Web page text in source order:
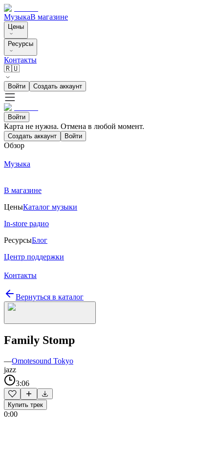
МузыкаВ магазине
Цены
Ресурсы
Контакты
🇷🇺
Войти Создать аккаунт
Войти
Карта не нужна. Отмена в любой момент.
Создать аккаунт Войти
Обзор
Музыка
В магазине
ЦеныКаталог музыки
In-store радио
РесурсыБлог
Центр поддержки
Контакты
Вернуться в каталог
Family Stomp
—Omotesound Tokyo
jazz
3:06
Купить трек
0:00